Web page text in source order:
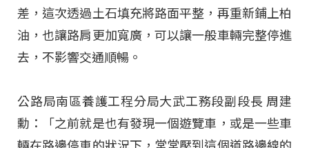
差，這次透過土石填充將路面平整，再重新鋪上柏
油，也讓路肩更加寬廣，可以讓一般車輛完整停進
去，不影響交通順暢。
公路局南區養護工程分局大武工務段副段長 周建
勳：「之前就是也有發現一個遊覽車，或是一些車